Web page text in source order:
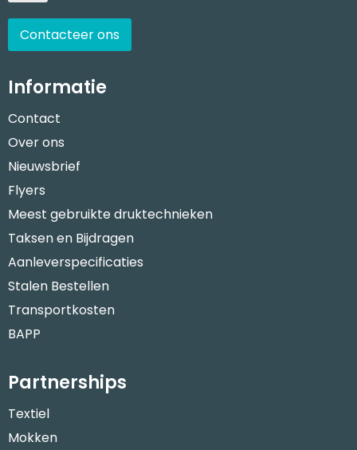
Contacteer ons
Informatie
Contact
Over ons
Nieuwsbrief
Flyers
Meest gebruikte druktechnieken
Taksen en Bijdragen
Aanleverspecificaties
Stalen Bestellen
Transportkosten
BAPP
Partnerships
Textiel
Mokken